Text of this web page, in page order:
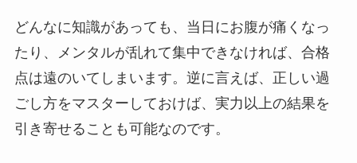
どんなに知識があっても、当日にお腹が痛くなっ
たり、メンタルが乱れて集中できなければ、合格
点は遠のいてしまいます。逆に言えば、正しい過
ごし方をマスターしておけば、実力以上の結果を
引き寄せることも可能なのです。